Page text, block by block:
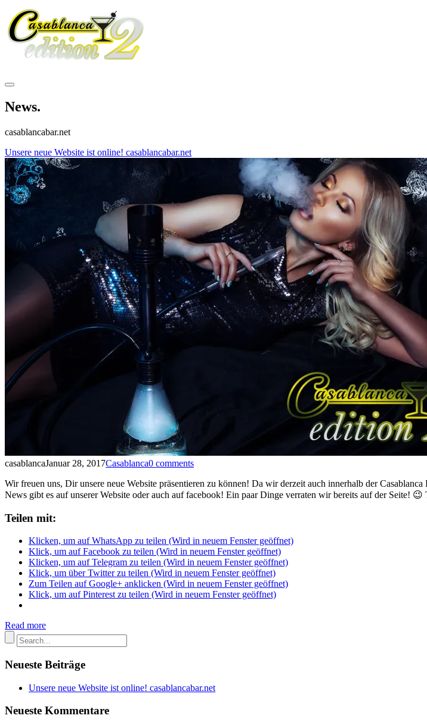
News.
casablancabar.net
Unsere neue Website ist online! casablancabar.net
casablancaJanuar 28, 2017Casablanca0 comments
Wir freuen uns, Dir unsere neue Website präsentieren zu können! Da wir derzeit auch innerhalb der
News gibt es auf unserer Website oder auch auf facebook! Ein paar Dinge verraten wir bereits auf der Seite!
Teilen mit:
Klicken, um auf WhatsApp zu teilen (Wird in neuem Fenster geöffnet)
Klick, um auf Facebook zu teilen (Wird in neuem Fenster geöffnet)
Klicken, um auf Telegram zu teilen (Wird in neuem Fenster geöffnet)
Klick, um über Twitter zu teilen (Wird in neuem Fenster geöffnet)
Zum Teilen auf Google+ anklicken (Wird in neuem Fenster geöffnet)
Klick, um auf Pinterest zu teilen (Wird in neuem Fenster geöffnet)
Read more
Neueste Beiträge
Unsere neue Website ist online! casablancabar.net
Neueste Kommentare